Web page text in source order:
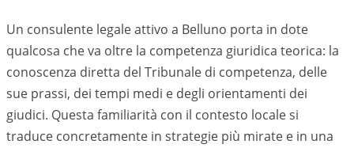
Un consulente legale attivo a Belluno porta in dote
qualcosa che va oltre la competenza giuridica teorica: la
conoscenza diretta del Tribunale di competenza, delle
sue prassi, dei tempi medi e degli orientamenti dei
giudici. Questa familiarità con il contesto locale si
traduce concretamente in strategie più mirate e in una